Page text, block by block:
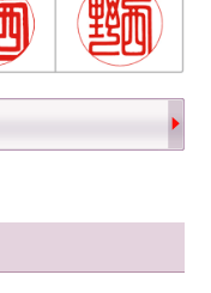
望があるお客様は備考